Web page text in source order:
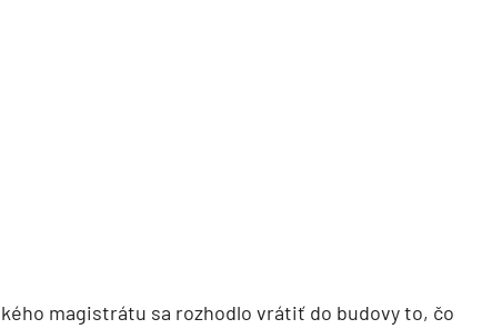
magistrátu sa rozhodlo vrátiť do budovy to, čo